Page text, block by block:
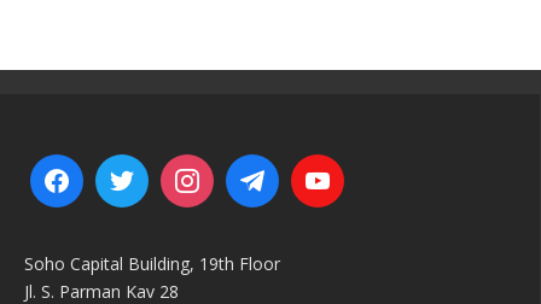
Soho Capital Building, 19th Floor
Jl. S. Parman Kav 28